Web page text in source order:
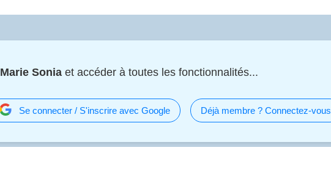
Marie Sonia et accéder à toutes les fonctionnalités...
Se connecter / S'inscrire avec Google Déjà membre ? Connectez-vous